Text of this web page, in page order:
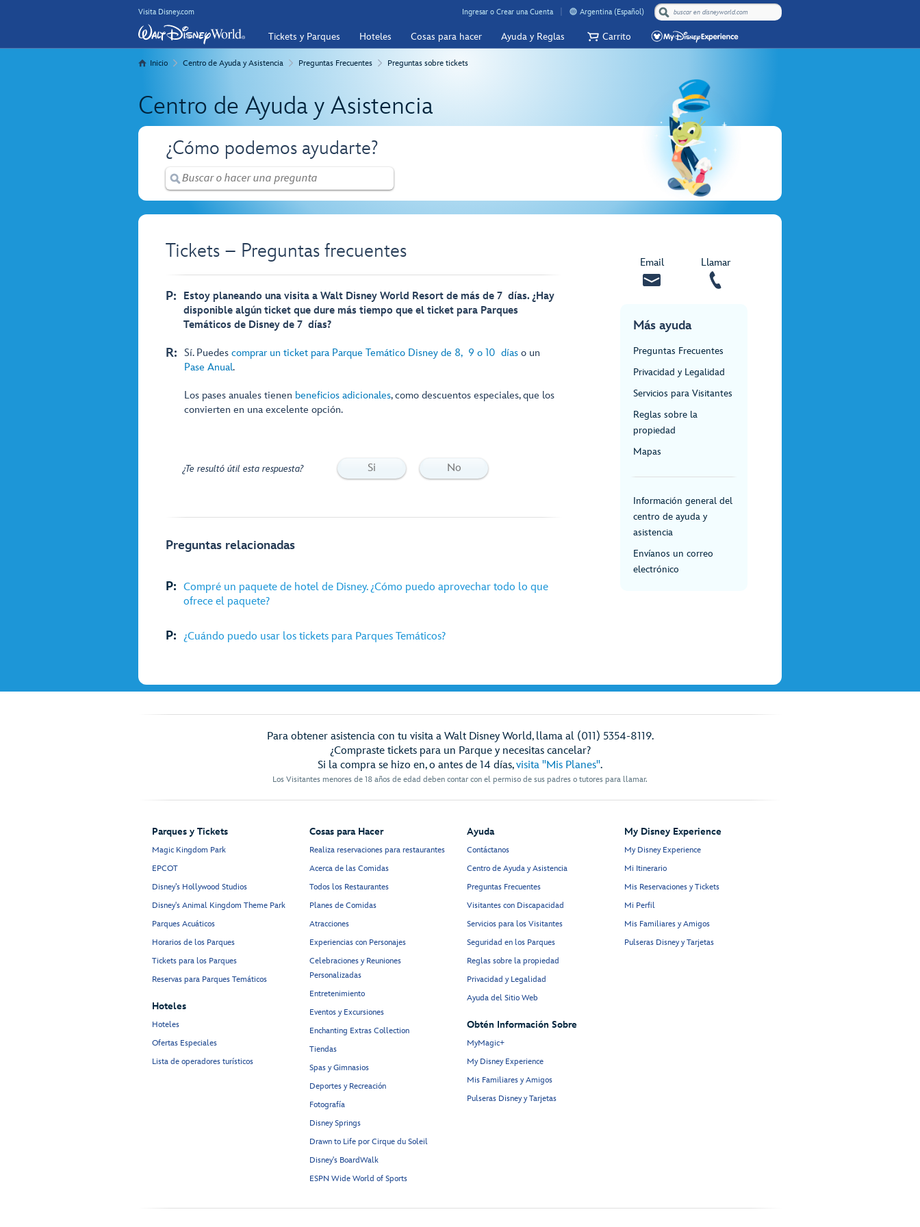
Visita Disney.com Ingresar o Crear una Cuenta Argentina (Español)
Tickets y Parques Hoteles Cosas para hacer Ayuda y Reglas Carrito
Inicio Centro de Ayuda y Asistencia Preguntas Frecuentes Preguntas sobre tickets
Centro de Ayuda y Asistencia
¿Cómo podemos ayudarte?
Tickets – Preguntas frecuentes
P:
Estoy planeando una visita a Walt Disney World Resort de más de 7 días. ¿Hay
disponible algún ticket que dure más tiempo que el ticket para Parques
Temáticos de Disney de 7 días?
R: Sí. Puedes comprar un ticket para Parque Temático Disney de 8, 9 o 10 días o un
Pase Anual.
Los pases anuales tienen beneficios adicionales, como descuentos especiales, que los
convierten en una excelente opción.
¿Te resultó útil esta respuesta? Si No
Preguntas relacionadas
P: Compré un paquete de hotel de Disney. ¿Cómo puedo aprovechar todo lo que
ofrece el paquete?
P: ¿Cuándo puedo usar los tickets para Parques Temáticos?
Email Llamar
Más ayuda
Preguntas Frecuentes
Privacidad y Legalidad
Servicios para Visitantes
Reglas sobre la
propiedad
Mapas
Información general del
centro de ayuda y
asistencia
Envíanos un correo
electrónico
Para obtener asistencia con tu visita a Walt Disney World, llama al (011) 5354-8119.
¿Compraste tickets para un Parque y necesitas cancelar?
Si la compra se hizo en, o antes de 14 días,visita "Mis Planes".
Los Visitantes menores de 18 años de edad deben contar con el permiso de sus padres o tutores para llamar.
Parques y Tickets
Magic Kingdom Park
EPCOT
Disney’s Hollywood Studios
Disney's Animal Kingdom Theme Park
Parques Acuáticos
Horarios de los Parques
Tickets para los Parques
Reservas para Parques Temáticos
Hoteles
Hoteles
Ofertas Especiales
Lista de operadores turísticos
Cosas para Hacer
Realiza reservaciones para restaurantes
Acerca de las Comidas
Todos los Restaurantes
Planes de Comidas
Atracciones
Experiencias con Personajes
Celebraciones y Reuniones
Personalizadas
Entretenimiento
Eventos y Excursiones
Enchanting Extras Collection
Tiendas
Spas y Gimnasios
Deportes y Recreación
Fotografía
Disney Springs
Drawn to Life por Cirque du Soleil
Disney's BoardWalk
ESPN Wide World of Sports
Ayuda
Contáctanos
Centro de Ayuda y Asistencia
Preguntas Frecuentes
Visitantes con Discapacidad
Servicios para los Visitantes
Seguridad en los Parques
Reglas sobre la propiedad
Privacidad y Legalidad
Ayuda del Sitio Web
Obtén Información Sobre
MyMagic+
My Disney Experience
Mis Familiares y Amigos
Pulseras Disney y Tarjetas
My Disney Experience
My Disney Experience
Mi Itinerario
Mis Reservaciones y Tickets
Mi Perfil
Mis Familiares y Amigos
Pulseras Disney y Tarjetas